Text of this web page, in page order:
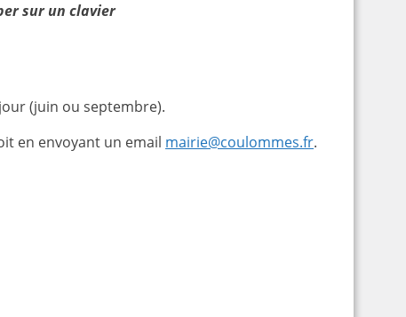
sur un clavier
(juin ou septembre).
en envoyant un email mairie@coulommes.fr.